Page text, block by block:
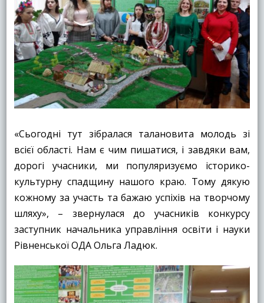
«Сьогодні тут зібралася талановита молодь зі
всієї області. Нам є чим пишатися, і завдяки вам,
дорогі учасники, ми популяризуємо історико-
культурну спадщину нашого краю. Тому дякую
кожному за участь та бажаю успіхів на творчому
шляху», – звернулася до учасників конкурсу
заступник начальника управління освіти і науки
Рівненської ОДА Ольга Ладюк.